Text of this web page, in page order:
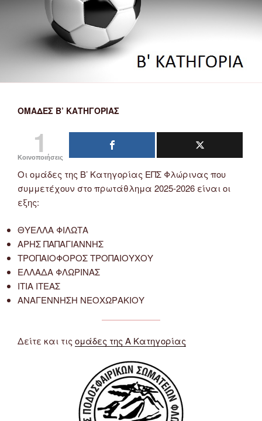
ΟΜΆΔΕΣ Β’ ΚΑΤΗΓΟΡΊΑΣ
1
Κοινοποιήσεις
Οι ομάδες της Β’ Κατηγορίας ΕΠΣ Φλώρινας που
συμμετέχουν στο πρωτάθλημα 2025-2026 είναι οι
εξης:
ΘΥΕΛΛΑ ΦΙΛΩΤΑ
ΑΡΗΣ ΠΑΠΑΓΙΑΝΝΗΣ
ΤΡΟΠΑΙΟΦΟΡΟΣ ΤΡΟΠΑΙΟΥΧΟΥ
ΕΛΛΑΔΑ ΦΛΩΡΙΝΑΣ
ΙΤΙΑ ΙΤΕΑΣ
ΑΝΑΓΕΝΝΗΣΗ ΝΕΟΧΩΡΑΚΙΟΥ
Δείτε και τις ομάδες της Α Κατηγορίας